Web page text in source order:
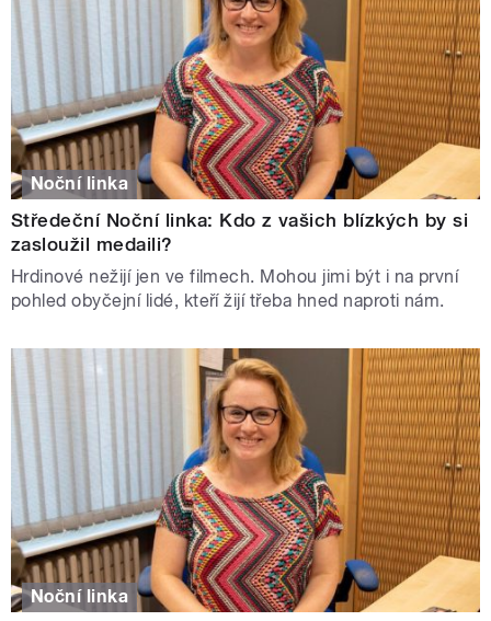
Noční linka
Středeční Noční linka: Kdo z vašich blízkých by si
zasloužil medaili?
Hrdinové nežijí jen ve filmech. Mohou jimi být i na první
pohled obyčejní lidé, kteří žijí třeba hned naproti nám.
Noční linka